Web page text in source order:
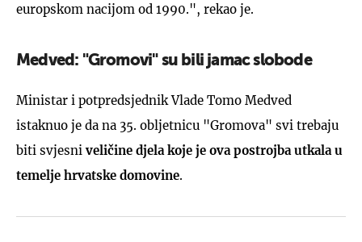
europskom nacijom od 1990.", rekao je.
Medved: "Gromovi" su bili jamac slobode
Ministar i potpredsjednik Vlade Tomo Medved
istaknuo je da na 35. obljetnicu "Gromova" svi trebaju
biti svjesniveličine djela koje je ova postrojba utkala u
temelje hrvatske domovine.